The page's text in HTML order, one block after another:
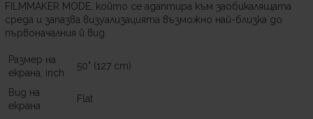
FILMMAKER MODE, който се адаптира към заобикалящата
среда и запазва визуализацията възможно най-близка до
първоначалния й вид.
Размер на
екрана, inch
50" (127 cm)
Вид на
екрана
Flat